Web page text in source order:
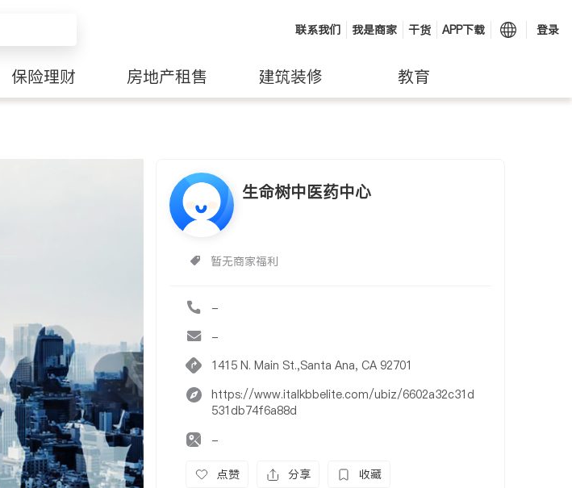
联系我们 我是商家 干货 APP下载 登录
保险理财 房地产租售 建筑装修 教育
生命树中医药中心
暂无商家福利
-
-
1415 N. Main St.,Santa Ana, CA 92701
https://www.italkbbelite.com/ubiz/6602a32c31d
531db74f6a88d
-
点赞 分享 收藏